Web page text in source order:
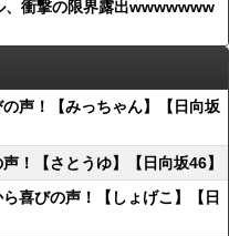
、衝撃の限界露出wwwwwww
声！【みっちゃん】【日向坂
！【さとうゆ】【日向坂46】
喜びの声！【しょげこ】【日